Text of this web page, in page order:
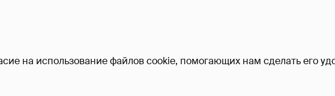
на использование файлов cookie, помогающих нам сделать его